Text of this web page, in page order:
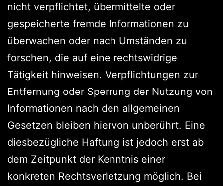
nicht verpflichtet, übermittelte oder
gespeicherte fremde Informationen zu
überwachen oder nach Umständen zu
forschen, die auf eine rechtswidrige
Tätigkeit hinweisen. Verpflichtungen zur
Entfernung oder Sperrung der Nutzung von
Informationen nach den allgemeinen
Gesetzen bleiben hiervon unberührt. Eine
diesbezügliche Haftung ist jedoch erst ab
dem Zeitpunkt der Kenntnis einer
konkreten Rechtsverletzung möglich. Bei